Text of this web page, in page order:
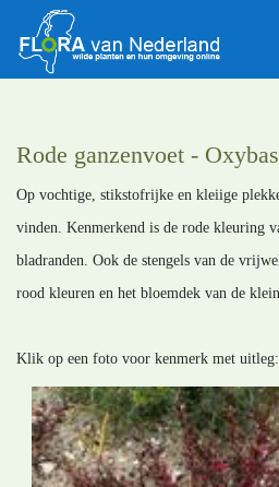
Rode ganzenvoet -
Op vochtige, stikstofrijke en kleiige
vinden. Kenmerkend is de rode kleuring
bladranden. Ook de stengels van de
rood kleuren en het bloemdek van de
Klik op een foto voor kenmerk met uitleg: